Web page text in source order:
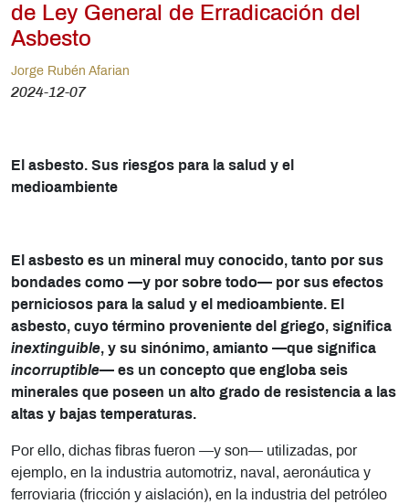
de Ley General de Erradicación del
Asbesto
Jorge Rubén Afarian
2024-12-07
El asbesto. Sus riesgos para la salud y el
medioambiente
El asbesto es un mineral muy conocido, tanto por sus
bondades como —y por sobre todo— por sus efectos
perniciosos para la salud y el medioambiente. El
asbesto, cuyo término proveniente del griego, significa
inextinguible, y su sinónimo, amianto —que significa
incorruptible— es un concepto que engloba seis
minerales que poseen un alto grado de resistencia a las
altas y bajas temperaturas.
Por ello, dichas fibras fueron —y son— utilizadas, por
ejemplo, en la industria automotriz, naval, aeronáutica y
ferroviaria (fricción y aislación), en la industria del petróleo